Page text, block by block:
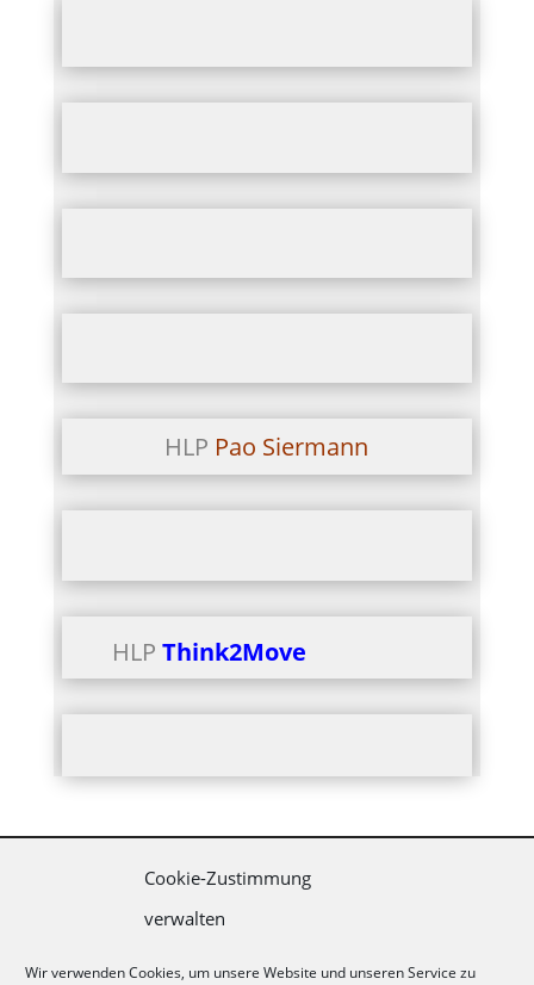
Cookie-Zustimmung
verwalten
Wir verwenden Cookies, um unsere Website und unseren Service zu
HLP Pao Siermann
HLP Think2Move
∙